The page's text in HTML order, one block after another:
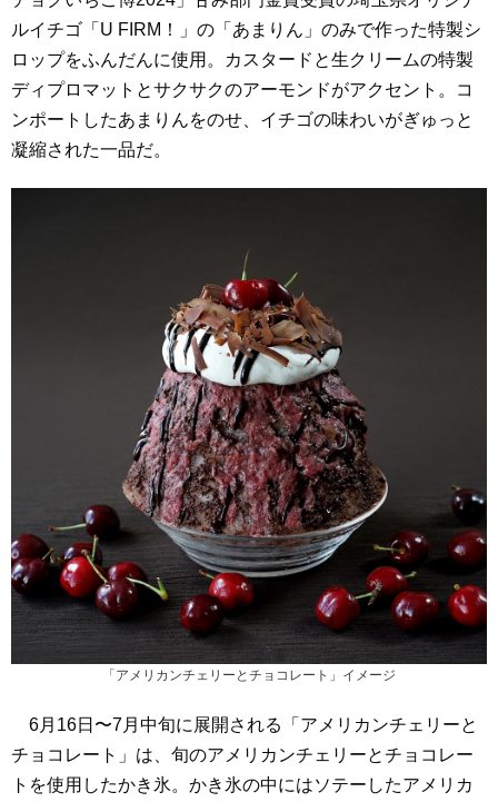
ルイチゴ「U FIRM！」の「あまりん」のみで作った特製シ
ロップをふんだんに使用。カスタードと生クリームの特製
ディプロマットとサクサクのアーモンドがアクセント。コ
ンポートしたあまりんをのせ、イチゴの味わいがぎゅっと
凝縮された一品だ。
「アメリカンチェリーとチョコレート」イメージ
6月16日〜7月中旬に展開される「アメリカンチェリーと
チョコレート」は、旬のアメリカンチェリーとチョコレー
トを使用したかき氷。かき氷の中にはソテーしたアメリカ